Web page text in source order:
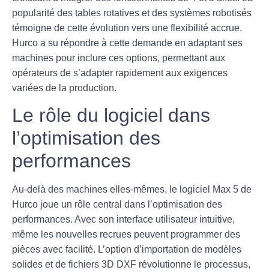
popularité des tables rotatives et des systèmes robotisés
témoigne de cette évolution vers une flexibilité accrue.
Hurco a su répondre à cette demande en adaptant ses
machines pour inclure ces options, permettant aux
opérateurs de s’adapter rapidement aux exigences
variées de la production.
Le rôle du logiciel dans
l’optimisation des
performances
Au-delà des machines elles-mêmes, le logiciel Max 5 de
Hurco joue un rôle central dans l’optimisation des
performances. Avec son interface utilisateur intuitive,
même les nouvelles recrues peuvent programmer des
pièces avec facilité. L’option d’importation de modèles
solides et de fichiers 3D DXF révolutionne le processus,